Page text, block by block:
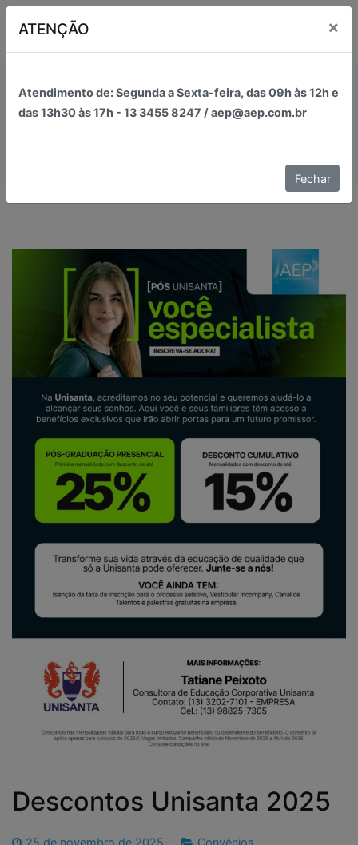
Pular
para
Convênios
Descontos Unisanta 2025
25 de novembro de 2025 Convênios
ATENÇÃO ×
Atendimento de:Segunda a Sexta-feira, das09h às 12h e
das 13h30 às 17h - 13 3455 8247 / aep@aep.com.br
Fechar